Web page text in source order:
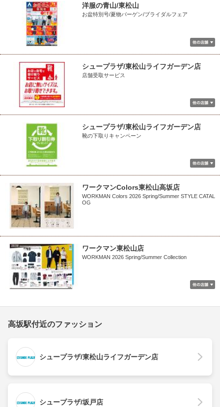
洋服の青山/東松山
お盆特別号/夏物バーゲン/ブライダルフェア
シュープラザ/東松山ライフガーデン店
店舗受取サービス
シュープラザ/東松山ライフガーデン店
靴の下取りキャンペーン
ワークマンColors東松山高坂店
WORKMAN Colors 2026 Spring/Summer STYLE CATAL
OG
ワークマン東松山店
WORKMAN 2026 Spring/Summer Collection
高坂駅付近のファッション
シュープラザ/東松山ライフガーデン店
シュープラザ/坂戸店